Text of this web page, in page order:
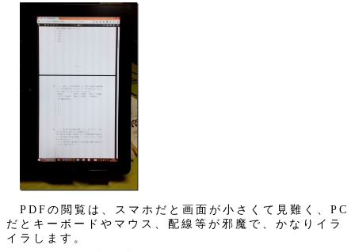
PDFの閲覧は、スマホだと画面が小さくて見難く、PC
だとキーボードやマウス、配線等が邪魔で、かなりイラ
イラします。